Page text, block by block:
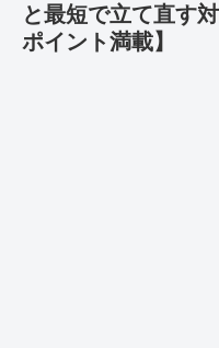
と最短で立て直す
ポイント満載】